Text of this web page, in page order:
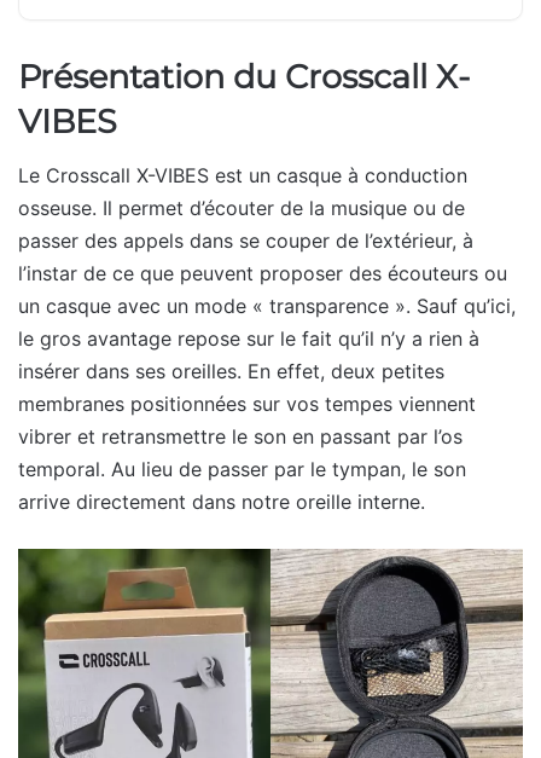
Présentation du Crosscall X-
VIBES
Le Crosscall X-VIBES est un casque à conduction
osseuse. Il permet d’écouter de la musique ou de
passer des appels dans se couper de l’extérieur, à
l’instar de ce que peuvent proposer des écouteurs ou
un casque avec un mode « transparence ». Sauf qu’ici,
le gros avantage repose sur le fait qu’il n’y a rien à
insérer dans ses oreilles. En effet, deux petites
membranes positionnées sur vos tempes viennent
vibrer et retransmettre le son en passant par l’os
temporal. Au lieu de passer par le tympan, le son
arrive directement dans notre oreille interne.